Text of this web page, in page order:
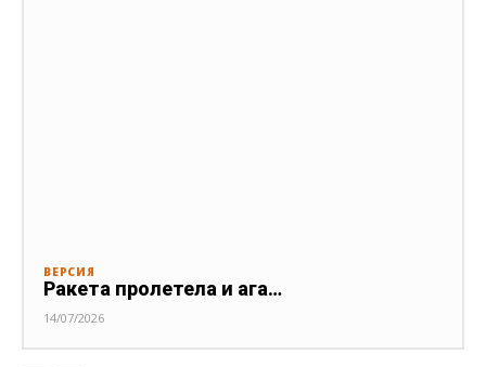
ВЕРСИЯ
Ракета пролетела и ага…
14/07/2026